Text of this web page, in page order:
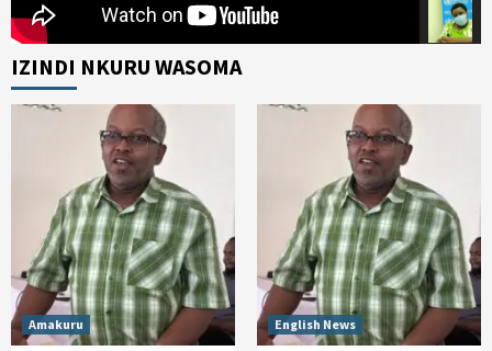
IZINDI NKURU WASOMA
Amakuru English News